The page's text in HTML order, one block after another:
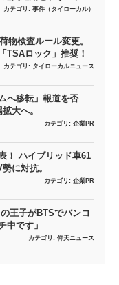
カテゴリ: 事件（タイローカル）
物検査ルール変更。
TSAロック」推奨！
カテゴリ: タイローカルニュース
へ移転」報道を否
大へ。
カテゴリ: 企業PR
！ ハイブリッド車61
に対抗。
カテゴリ: 企業PR
王子がBTSでバンコ
中です」
カテゴリ: 仰天ニュース